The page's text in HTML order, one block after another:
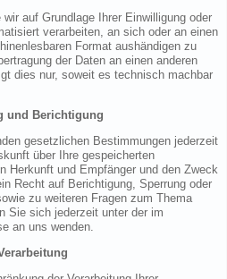
auf Grundlage Ihrer Einwilligung oder
verarbeiten, an sich oder an einen
Format aushändigen zu
der Daten an einen anderen
dies nur, soweit es technisch machbar
und Berichtigung
gesetzlichen Bestimmungen jederzeit
über Ihre gespeicherten
Herkunft und Empfänger und den Zweck
Recht auf Berichtigung, Sperrung oder
zu weiteren Fragen zum Thema
Sie sich jederzeit unter der im
an uns wenden.